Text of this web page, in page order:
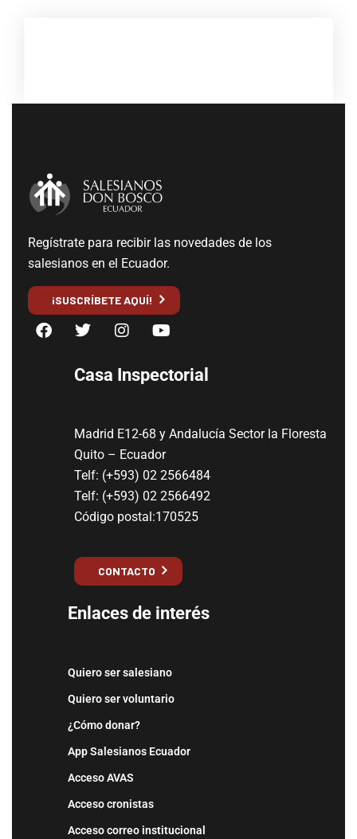
Regístrate para recibir las novedades de los
salesianos en el Ecuador.
¡SUSCRÍBETE AQUÍ!
Casa Inspectorial
Madrid E12-68 y Andalucía Sector la Floresta
Quito – Ecuador
Telf: (+593) 02 2566484
Telf: (+593) 02 2566492
Código postal:170525
CONTACTO
Enlaces de interés
Quiero ser salesiano
Quiero ser voluntario
¿Cómo donar?
App Salesianos Ecuador
Acceso AVAS
Acceso cronistas
Acceso correo institucional